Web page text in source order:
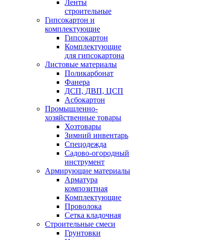
Ленты
строительные
Гипсокартон и
комплектующие
Гипсокартон
Комплектующие
для гипсокартона
Листовые материалы
Поликарбонат
Фанера
ДСП, ДВП, ЦСП
Асбокартон
Промышленно-
хозяйственные товары
Хозтовары
Зимний инвентарь
Спецодежда
Садово-огородный
инструмент
Армирующие материалы
Арматура
композитная
Комплектующие
Проволока
Сетка кладочная
Строительные смеси
Грунтовки